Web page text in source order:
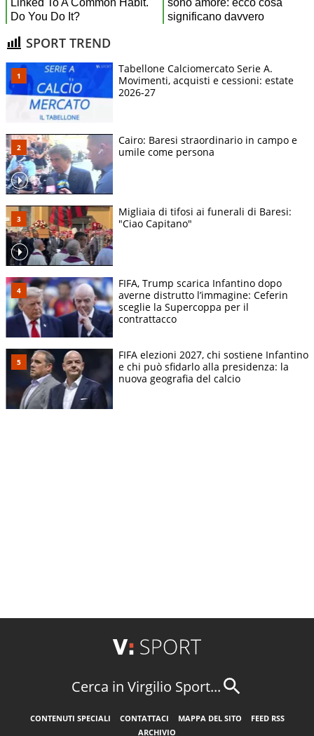
SPORT TREND
Tabellone Calciomercato Serie A.
Movimenti, acquisti e cessioni: estate
2026-27
Cairo: Baresi straordinario in campo e
umile come persona
Migliaia di tifosi ai funerali di Baresi:
"Ciao Capitano"
FIFA, Trump scarica Infantino dopo
averne distrutto l’immagine: Ceferin
sceglie la Supercoppa per il
contrattacco
FIFA elezioni 2027, chi sostiene Infantino
e chi può sfidarlo alla presidenza: la
nuova geografia del calcio
Cerca in Virgilio Sport...
CONTENUTI SPECIALI CONTATTACI MAPPA DEL SITO
FEED RSS
ARCHIVIO